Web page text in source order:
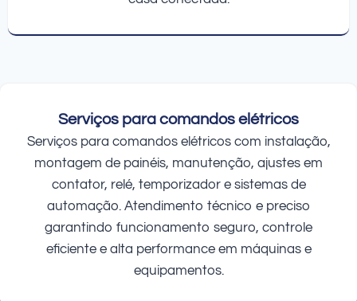
Serviços para comandos elétricos
Serviços para comandos elétricos com instalação,
montagem de painéis, manutenção, ajustes em
contator, relé, temporizador e sistemas de
automação. Atendimento técnico e preciso
garantindo funcionamento seguro, controle
eficiente e alta performance em máquinas e
equipamentos.